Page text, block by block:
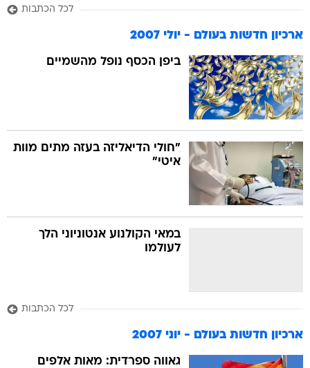
לכל הכתבות
ארכיון חדשות בעולם - יולי 2007
ביפן הכסף נופל מהשמיים
"חולי הדיאליזה בעזה מתים מוות
איטי"
במאי הקולנוע אנטוניוני הלך
לעולמו
לכל הכתבות
ארכיון חדשות בעולם - יוני 2007
גאווה ספרדית: מאות אלפים